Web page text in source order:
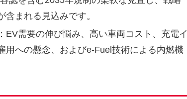
まれる見込みです。
EV需要の伸び悩み、高い車両コスト、充電イ
用への懸念、およびe-Fuel技術による内燃機